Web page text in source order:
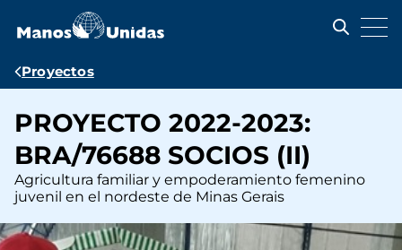
contenido
Ruta
navegación
Proyectos
PROYECTO 2022-2023:
BRA/76688 SOCIOS (II)
Agricultura familiar y empoderamiento femenino
juvenil en el nordeste de Minas Gerais